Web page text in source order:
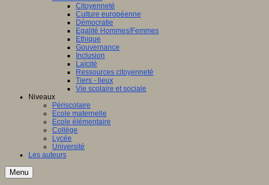
Citoyenneté
Culture européenne
Démocratie
Egalité Hommes/Femmes
Ethique
Gouvernance
Inclusion
Laïcité
Ressources citoyenneté
Tiers - lieux
Vie scolaire et sociale
Niveaux
Périscolaire
Ecole maternelle
Ecole élémentaire
Collège
Lycée
Université
Les auteurs
Menu